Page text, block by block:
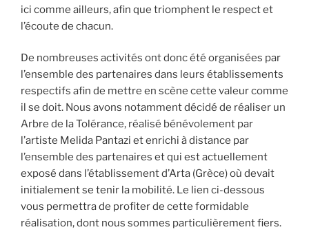
ici comme ailleurs, afin que triomphent le respect et
l’écoute de chacun.
De nombreuses activités ont donc été organisées par
l’ensemble des partenaires dans leurs établissements
respectifs afin de mettre en scène cette valeur comme
il se doit. Nous avons notamment décidé de réaliser un
Arbre de la Tolérance, réalisé bénévolement par
l’artiste Melida Pantazi et enrichi à distance par
l’ensemble des partenaires et qui est actuellement
exposé dans l’établissement d’Arta (Grèce) où devait
initialement se tenir la mobilité. Le lien ci-dessous
vous permettra de profiter de cette formidable
réalisation, dont nous sommes particulièrement fiers.